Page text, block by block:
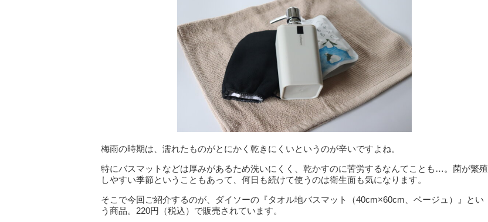
梅雨の時期は、濡れたものがとにかく乾きにくいというのが辛いですよね。
特にバスマットなどは厚みがあるため洗いにくく、乾かすのに苦労するなんてことも…。菌が繁殖
しやすい季節ということもあって、何日も続けて使うのは衛生面も気になります。
そこで今回ご紹介するのが、ダイソーの『タオル地バスマット（40cm×60cm、ベージュ）』とい
う商品。220円（税込）で販売されています。